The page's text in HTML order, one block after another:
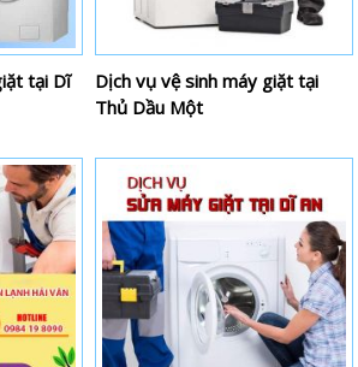
tại Dĩ
Dịch vụ vệ sinh máy giặt tại
Thủ Dầu Một